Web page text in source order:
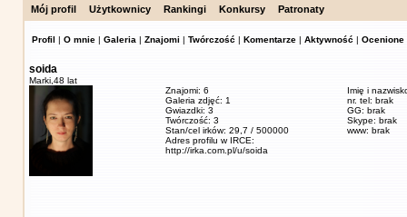
Mój profil Użytkownicy Rankingi Konkursy Patronaty
Profil | O mnie | Galeria | Znajomi | Twórczość | Komentarze | Aktywność | Ocenione
soida
Marki, 48 lat
Znajomi: 6
Galeria zdjęć: 1
Gwiazdki: 3
Twórczość: 3
Stan/cel irków: 29,7 / 500000
Adres profilu w IRCE:
http://irka.com.pl/u/soida
Imię i
nr. tel: brak
GG: brak
Skype: brak
www: brak